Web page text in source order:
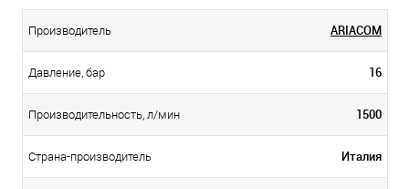
Производитель ARIACOM
Давление, бар 16
Производительность, л/мин 1500
Страна-производитель Италия